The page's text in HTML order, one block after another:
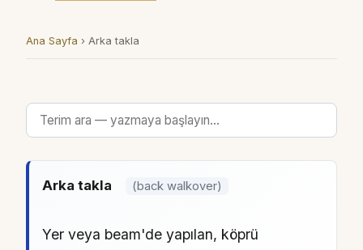
Ana Sayfa › Arka takla
Arka takla (back walkover)
Yer veya beam'de yapılan, köprü